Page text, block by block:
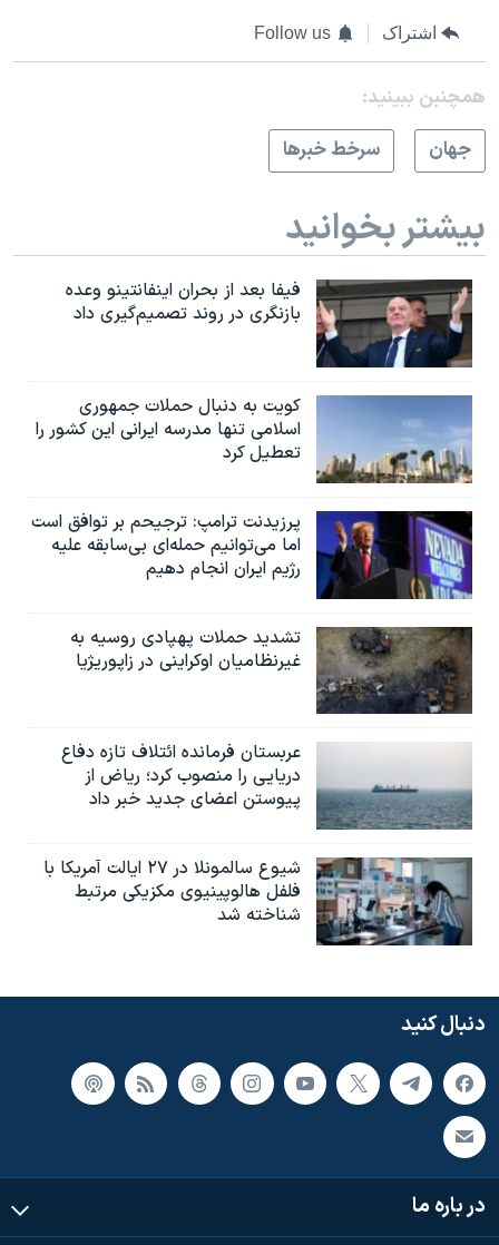
اشتراک Follow us
همچنبن ببینید:
جهان
سرخط خبرها
بیشتر بخوانید
فیفا بعد از بحران اینفانتینو وعده
بازنگری در روند تصمیم‌گیری داد
کویت به دنبال حملات جمهوری
اسلامی تنها مدرسه ایرانی این کشور را
تعطیل کرد
پرزیدنت ترامپ: ترجیحم بر توافق است
اما می‌توانیم حمله‌ای بی‌سابقه علیه
رژیم ایران انجام دهیم
تشدید حملات پهپادی روسیه به
غیرنظامیان اوکراینی در زاپوریژیا
عربستان فرمانده ائتلاف تازه دفاع
دریایی را منصوب کرد؛ ریاض از
پیوستن اعضای جدید خبر داد
شیوع سالمونلا در ۲۷ ایالت آمریکا با
فلفل هالوپینیوی مکزیکی مرتبط
شناخته شد
دنبال کنید
در باره ما